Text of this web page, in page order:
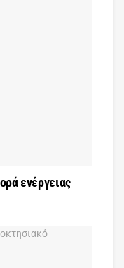
ενέργειας